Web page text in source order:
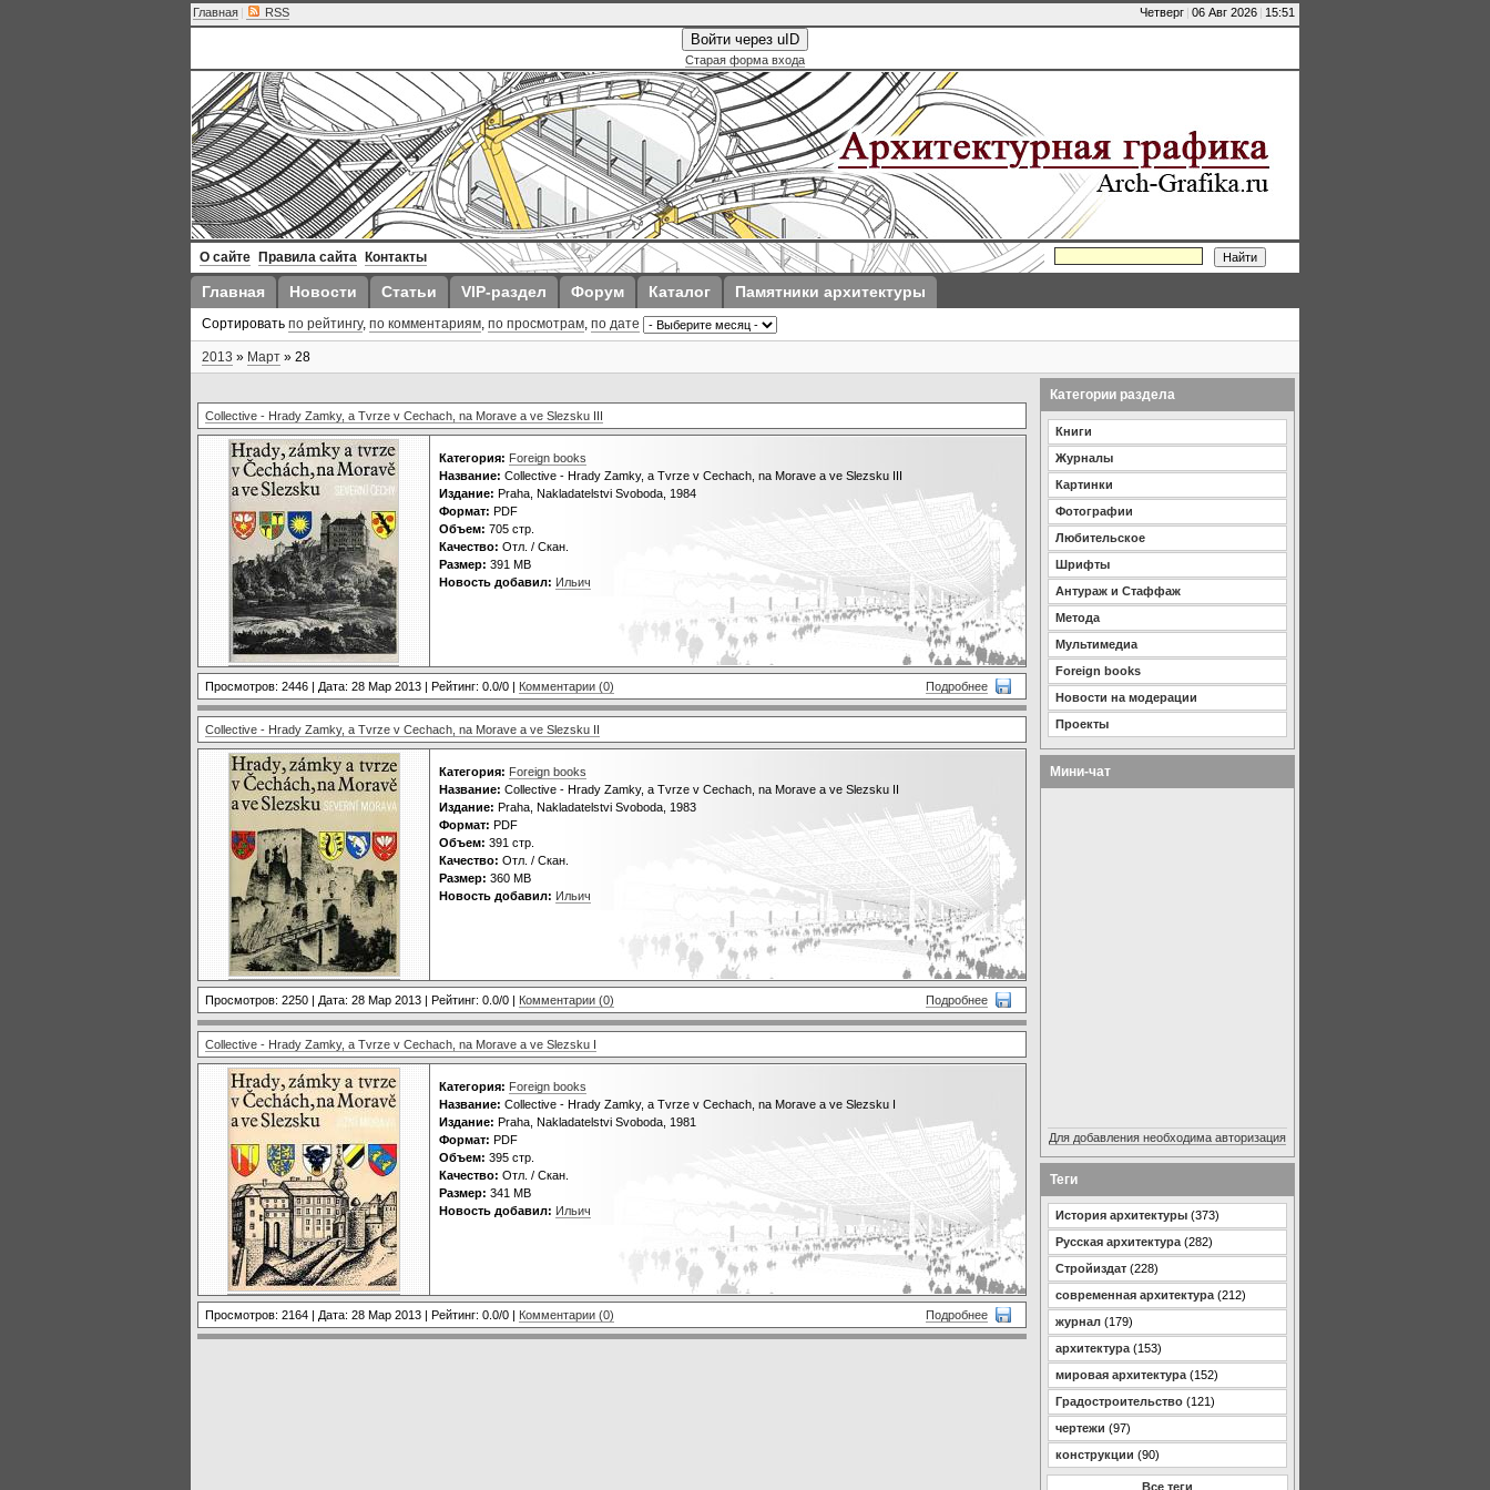
Четверг | 06 Авг 2026 | 15:51
Главная | RSS
Войти через uID
Старая форма входа
О сайте Правила сайта Контакты
Главная Новости Статьи VIP-раздел Форум Каталог Памятники архитектуры
Сортировать по рейтингу, по комментариям, по просмотрам, по дате
2013 » Март » 28
Collective - Hrady Zamky, a Tvrze v Cechach, na Morave a ve Slezsku III
Категория: Foreign books
Название: Collective - Hrady Zamky, a Tvrze v Cechach, na Morave a ve Slezsku III
Издание: Praha, Nakladatelstvi Svoboda, 1984
Формат: PDF
Объем: 705 стр.
Качество: Отл. / Скан.
Размер: 391 МВ
Новость добавил: Ильич
Подробнее
Просмотров: 2446 | Дата: 28 Мар 2013 | Рейтинг: 0.0/0 | Комментарии (0)
Collective - Hrady Zamky, a Tvrze v Cechach, na Morave a ve Slezsku II
Категория: Foreign books
Название: Collective - Hrady Zamky, a Tvrze v Cechach, na Morave a ve Slezsku II
Издание: Praha, Nakladatelstvi Svoboda, 1983
Формат: PDF
Объем: 391 стр.
Качество: Отл. / Скан.
Размер: 360 MB
Новость добавил: Ильич
Подробнее
Просмотров: 2250 | Дата: 28 Мар 2013 | Рейтинг: 0.0/0 | Комментарии (0)
Collective - Hrady Zamky, a Tvrze v Cechach, na Morave a ve Slezsku I
Категория: Foreign books
Название: Collective - Hrady Zamky, a Tvrze v Cechach, na Morave a ve Slezsku I
Издание: Praha, Nakladatelstvi Svoboda, 1981
Формат: PDF
Объем: 395 стр.
Качество: Отл. / Скан.
Размер: 341 MB
Новость добавил: Ильич
Подробнее
Просмотров: 2164 | Дата: 28 Мар 2013 | Рейтинг: 0.0/0 | Комментарии (0)
Категории раздела
Книги
Журналы
Картинки
Фотографии
Любительское
Шрифты
Антураж и Стаффаж
Метода
Мультимедиа
Foreign books
Новости на модерации
Проекты
Мини-чат
Для добавления необходима авторизация
Теги
История архитектуры (373)
Русская архитектура (282)
Стройиздат (228)
современная архитектура (212)
журнал (179)
архитектура (153)
мировая архитектура (152)
Градостроительство (121)
чертежи (97)
конструкции (90)
Все теги